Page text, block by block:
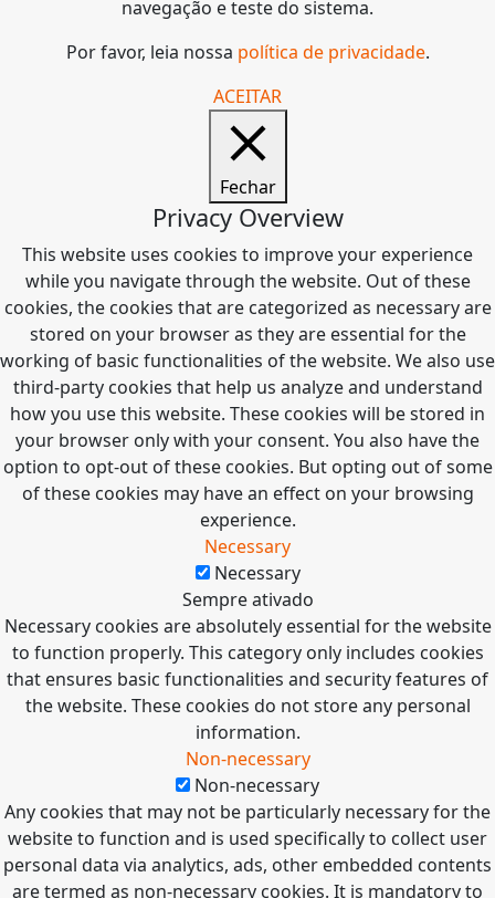
navegação e teste do sistema.
Por favor, leia nossa política de privacidade.
ACEITAR
Fechar
Privacy Overview
This website uses cookies to improve your experience
while you navigate through the website. Out of these
cookies, the cookies that are categorized as necessary are
stored on your browser as they are essential for the
working of basic functionalities of the website. We also use
third-party cookies that help us analyze and understand
how you use this website. These cookies will be stored in
your browser only with your consent. You also have the
option to opt-out of these cookies. But opting out of some
of these cookies may have an effect on your browsing
experience.
Necessary
Necessary
Sempre ativado
Necessary cookies are absolutely essential for the website
to function properly. This category only includes cookies
that ensures basic functionalities and security features of
the website. These cookies do not store any personal
information.
Non-necessary
Non-necessary
Any cookies that may not be particularly necessary for the
website to function and is used specifically to collect user
personal data via analytics, ads, other embedded contents
are termed as non-necessary cookies. It is mandatory to